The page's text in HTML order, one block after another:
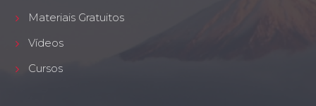
Materiais Gratuitos
Vídeos
Cursos